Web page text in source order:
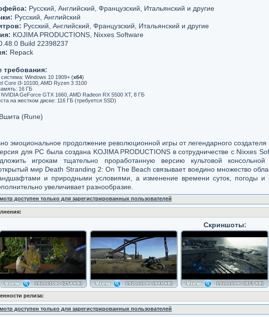
Русский, Английский, Французский, Итальянский и другие
Русский, Английский
Русский, Английский, Французский, Итальянский и другие
KOJIMA PRODUCTIONS, Nixxes Software
Build 22398237
Repack
требования:
Windows 10 1909+ (х64)
Core i3-10100, AMD Ryzen 3 3100
16 ГБ
GeForce GTX 1660, AMD Radeon RX 5500 XT, 8 ГБ
на жестком диске: 116 ГБ (требуется SSD)
Вшита (Rune)
эмоциональное продолжение революционной игры от легендарного создателя
для PC была создана KOJIMA PRODUCTIONS в сотрудничестве с Nixxes
игрокам тщательно проработанную версию культовой консольной
мир Death Stranding 2: On The Beach связывает воедино множество
и природными условиями, а изменение времени суток, погоды и
увеличивает разнообразие.
доступен только для зарегистрированных пользователей
Скриншоты:
релиза:
доступен только для зарегистрированных пользователей